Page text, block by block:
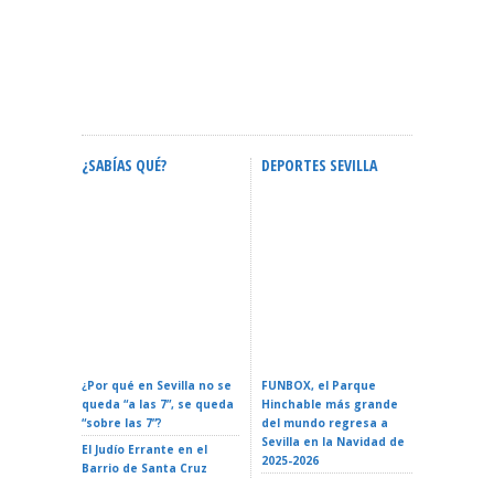
¿SABÍAS QUÉ?
¿Por qué en Sevilla no se
queda “a las 7”, se queda
“sobre las 7”?
El Judío Errante en el
Barrio de Santa Cruz
DEPORTES SEVILLA
FUNBOX, el Parque
Hinchable más grande
del mundo regresa a
Sevilla en la Navidad de
2025-2026